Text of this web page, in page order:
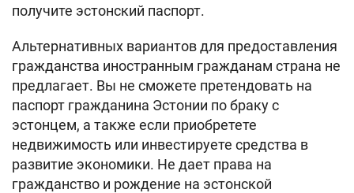
получите эстонский паспорт.
Альтернативных вариантов для предоставления
гражданства иностранным гражданам страна не
предлагает. Вы не сможете претендовать на
паспорт гражданина Эстонии по браку с
эстонцем, а также если приобретете
недвижимость или инвестируете средства в
развитие экономики. Не дает права на
гражданство и рождение на эстонской